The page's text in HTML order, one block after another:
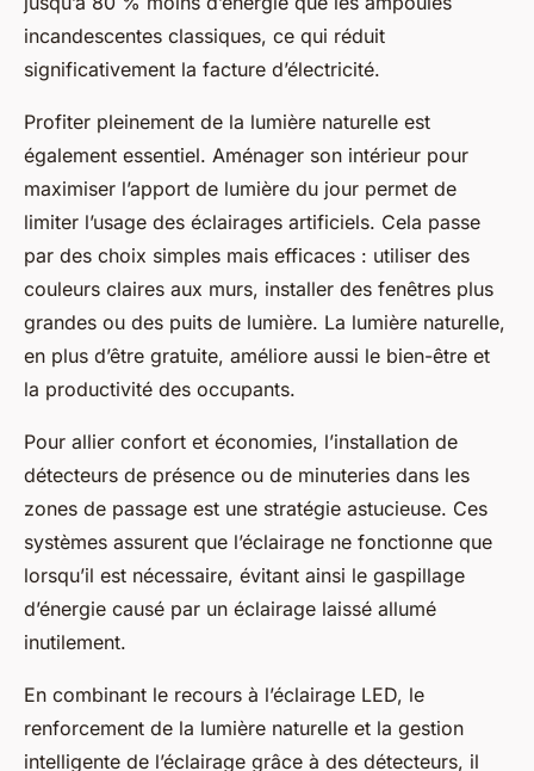
incandescentes classiques, ce qui réduit
significativement la facture d’électricité.
Profiter pleinement de la lumière naturelle est
également essentiel. Aménager son intérieur pour
maximiser l’apport de lumière du jour permet de
limiter l’usage des éclairages artificiels. Cela passe
par des choix simples mais efficaces : utiliser des
couleurs claires aux murs, installer des fenêtres plus
grandes ou des puits de lumière. La lumière naturelle,
en plus d’être gratuite, améliore aussi le bien-être et
la productivité des occupants.
Pour allier confort et économies, l’installation de
détecteurs de présence ou de minuteries dans les
zones de passage est une stratégie astucieuse. Ces
systèmes assurent que l’éclairage ne fonctionne que
lorsqu’il est nécessaire, évitant ainsi le gaspillage
d’énergie causé par un éclairage laissé allumé
inutilement.
En combinant le recours à l’éclairage LED, le
renforcement de la lumière naturelle et la gestion
intelligente de l’éclairage grâce à des détecteurs, il